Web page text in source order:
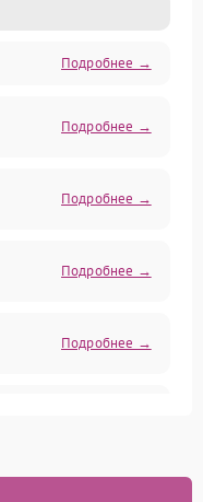
Подробнее →
Подробнее →
Подробнее →
Подробнее →
Подробнее →